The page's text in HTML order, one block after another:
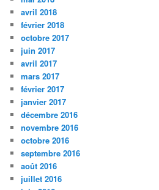
avril 2018
février 2018
octobre 2017
juin 2017
avril 2017
mars 2017
février 2017
janvier 2017
décembre 2016
novembre 2016
octobre 2016
septembre 2016
août 2016
juillet 2016